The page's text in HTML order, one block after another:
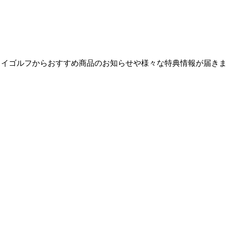
ルフからおすすめ商品のお知らせや様々な特典情報が届きま